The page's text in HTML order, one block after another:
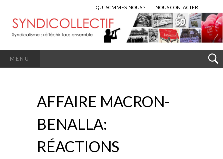
QUI SOMMES-NOUS ? NOUS CONTACTER
MENU
AFFAIRE MACRON-
BENALLA:
RÉACTIONS